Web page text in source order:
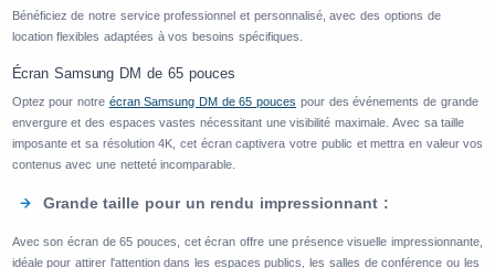
Bénéficiez de notre service professionnel et personnalisé, avec des options de
location flexibles adaptées à vos besoins spécifiques.
Écran Samsung DM de 65 pouces
Optez pour notre écran Samsung DM de 65 pouces pour des événements de grande
envergure et des espaces vastes nécessitant une visibilité maximale. Avec sa taille
imposante et sa résolution 4K, cet écran captivera votre public et mettra en valeur vos
contenus avec une netteté incomparable.
Grande taille pour un rendu impressionnant :
Avec son écran de 65 pouces, cet écran offre une présence visuelle impressionnante,
idéale pour attirer l'attention dans les espaces publics, les salles de conférence ou les